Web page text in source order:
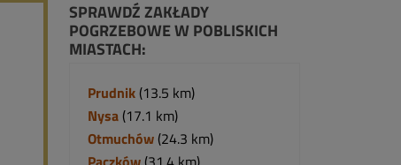
SPRAWDŹ ZAKŁADY
POGRZEBOWE W POBLISKICH
MIASTACH:
Prudnik (13.5 km)
Nysa (17.1 km)
Otmuchów (24.3 km)